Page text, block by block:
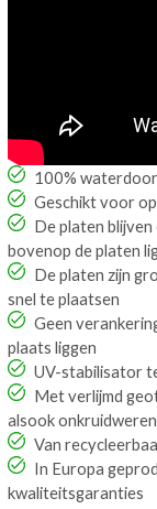
100%
Geschikt voor
De platen blijven
bovenop de platen
De platen zijn
snel te plaatsen
Geen
plaats liggen
UV-stabilisator
Met verlijmd
alsook
Van
In Europa
kwaliteitsgaranties